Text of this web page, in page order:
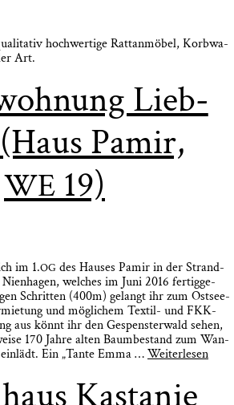
hoch­wer­ti­ge Rat­tan­mö­bel, Korb­wa­
Art.
Lieb­
Pamir,
WE19)
im 1.OG des Hau­ses Pamir in der Strand­
wel­ches im Juni 2016 fer­tig­ge­
Schrit­ten (400m) gelangt ihr zum Ost­see­
und mög­li­chem Tex­­­til- und FKK-
aus könnt ihr den Gespens­ter­wald sehen,
170 Jah­re alten Baum­be­stand zum Wan­
Ein „Tan­te Emma …Wei­ter­le­sen